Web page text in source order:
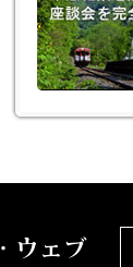
ウェブ